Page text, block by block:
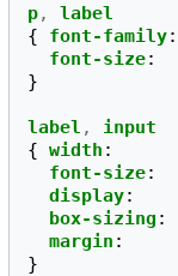
p,
label
{
font-family:
font-size:
}
label ,
input
{ width :
font-size:
display:
box-sizing :
margin :
}